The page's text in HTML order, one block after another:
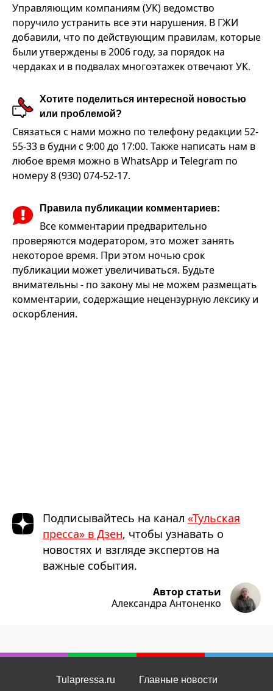
Управляющим компаниям (УК) ведомство
поручило устранить все эти нарушения. В ГЖИ
добавили, что по действующим правилам, которые
были утверждены в 2006 году, за порядок на
чердаках и в подвалах многоэтажек отвечают УК.
Хотите поделиться интересной новостью
или проблемой?
Связаться с нами можно по телефону редакции 52-
55-33 в будни с 9:00 до 17:00. Также написать нам в
любое время можно в WhatsApp и Telegram по
номеру 8 (930) 074-52-17.
Правила публикации комментариев:
Все комментарии предварительно
проверяются модератором, это может занять
некоторое время. При этом ночью срок
публикации может увеличиваться. Будьте
внимательны - по закону мы не можем размещать
комментарии, содержащие нецензурную лексику и
оскорбления.
Подписывайтесь на канал «Тульская
пресса» в Дзен, чтобы узнавать о
новостях и взгляде экспертов на
важные события.
Автор статьи
Александра Антоненко
Tulapressa.ru
Главные новости